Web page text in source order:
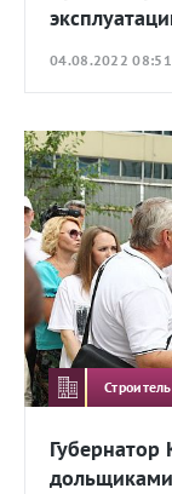
04.08.2022
Губернатор